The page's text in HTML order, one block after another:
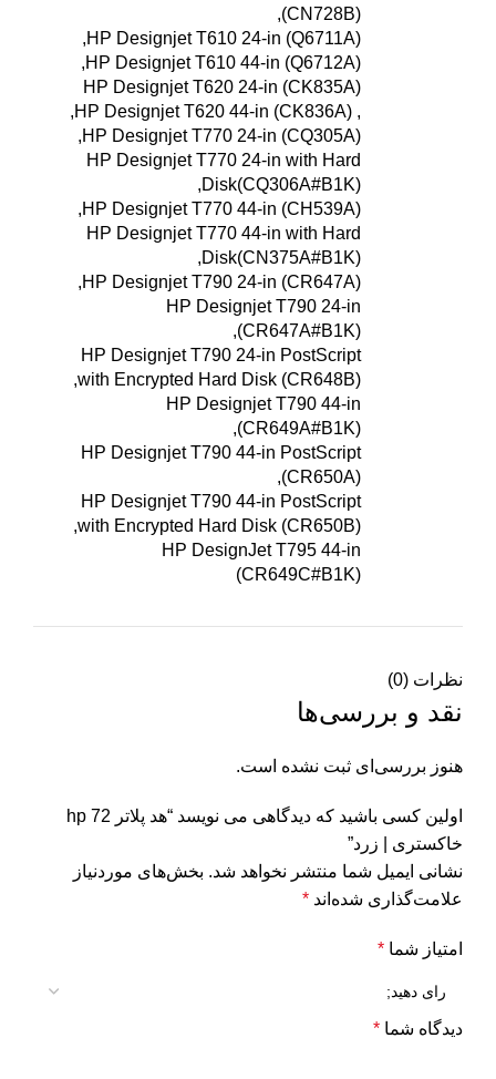
(CN728B),
HP Designjet T610 24-in (Q6711A),
HP Designjet T610 44-in (Q6712A),
HP Designjet T620 24-in (CK835A)
, HP Designjet T620 44-in (CK836A),
HP Designjet T770 24-in (CQ305A),
HP Designjet T770 24-in with Hard
Disk(CQ306A#B1K),
HP Designjet T770 44-in (CH539A),
HP Designjet T770 44-in with Hard
Disk(CN375A#B1K),
HP Designjet T790 24-in (CR647A),
HP Designjet T790 24-in
(CR647A#B1K),
HP Designjet T790 24-in PostScript
with Encrypted Hard Disk (CR648B),
HP Designjet T790 44-in
(CR649A#B1K),
HP Designjet T790 44-in PostScript
(CR650A),
HP Designjet T790 44-in PostScript
with Encrypted Hard Disk (CR650B),
HP DesignJet T795 44-in
(CR649C#B1K)
نظرات (0)
نقد و بررسی‌ها
هنوز بررسی‌ای ثبت نشده است.
اولین کسی باشید که دیدگاهی می نویسد “هد پلاتر 72 hp
خاکستری | زرد”
نشانی ایمیل شما منتشر نخواهد شد. بخش‌های موردنیاز
علامت‌گذاری شده‌اند *
امتیاز شما *
دیدگاه شما *